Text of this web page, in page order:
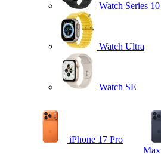
Watch Series 10
Watch Ultra
Watch SE
iPhone 17 Pro
Max